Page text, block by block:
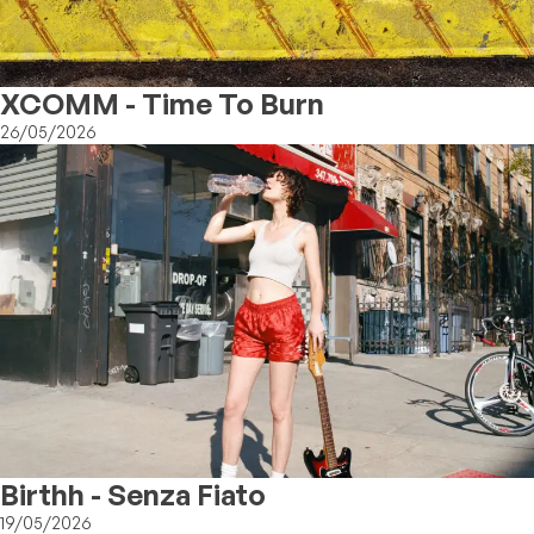
XCOMM - Time To Burn
26/05/2026
Birthh - Senza Fiato
19/05/2026